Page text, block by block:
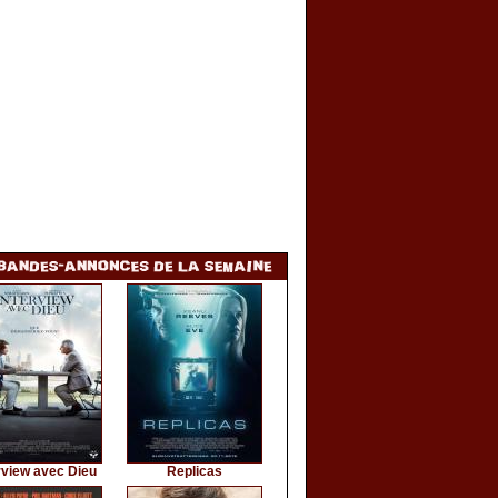
avec Dieu Replicas